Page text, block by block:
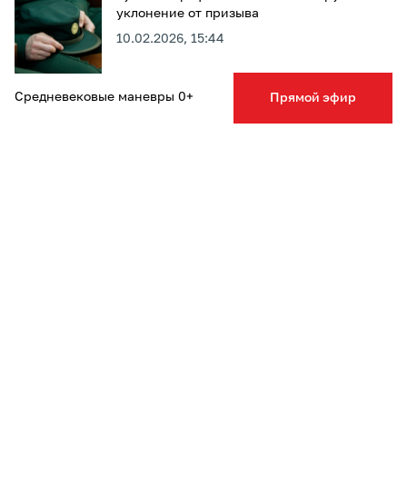
Прямой эфир
уклонение от призыва
10.02.2026, 15:44
Средневековые маневры 0+